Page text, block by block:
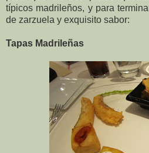
típicos madrileños, y para
de zarzuela y exquisito sabor:
Tapas Madrileñas